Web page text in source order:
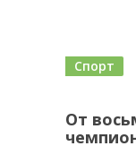
От
Спорт